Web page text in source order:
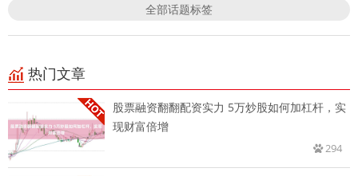
全部话题标签
热门文章
股票融资翻翻配资实力 5万炒股如何加杠杆，实
现财富倍增
294